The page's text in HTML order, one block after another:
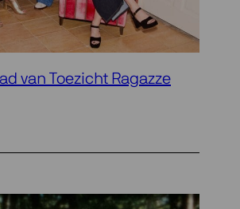
van Toezicht Ragazze